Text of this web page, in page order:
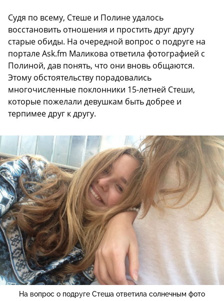
Судя по всему, Стеше и Полине удалось
восстановить отношения и простить друг другу
старые обиды. На очередной вопрос о подруге на
портале Ask.fm Маликова ответила фотографией с
Полиной, дав понять, что они вновь общаются.
Этому обстоятельству порадовались
многочисленные поклонники 15-летней Стеши,
которые пожелали девушкам быть добрее и
терпимее друг к другу.
На вопрос о подруге Стеша ответила солнечным фото